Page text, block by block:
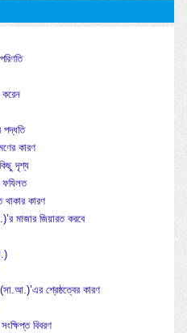
করেন
কারণ
দৃশ্য
ফযিলত
কারণ
মাজার জিয়ারত করবে
শ্রেষ্ঠত্বের কারণ
বিবরণ